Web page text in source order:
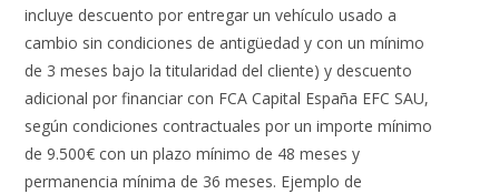
incluye descuento por entregar un vehículo usado a
cambio sin condiciones de antigüedad y con un mínimo
de 3 meses bajo la titularidad del cliente) y descuento
adicional por financiar con FCA Capital España EFC SAU,
según condiciones contractuales por un importe mínimo
de 9.500€ con un plazo mínimo de 48 meses y
permanencia mínima de 36 meses. Ejemplo de